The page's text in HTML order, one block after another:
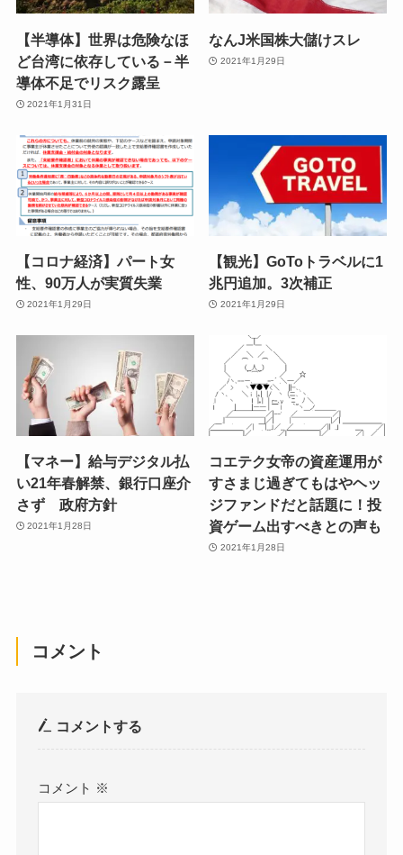
【半導体】世界は危険なほ
ど台湾に依存している－半
導体不足でリスク露呈
2021年1月31日
なんJ米国株大儲けスレ
2021年1月29日
【コロナ経済】パート女
性、90万人が実質失業
2021年1月29日
【観光】GoToトラベルに1
兆円追加。3次補正
2021年1月29日
【マネー】給与デジタル払
い21年春解禁、銀行口座介
さず 政府方針
2021年1月28日
コエテク女帝の資産運用が
すさまじ過ぎてもはやヘッ
ジファンドだと話題に！投
資ゲーム出すべきとの声も
2021年1月28日
コメント
コメントする
コメント ※